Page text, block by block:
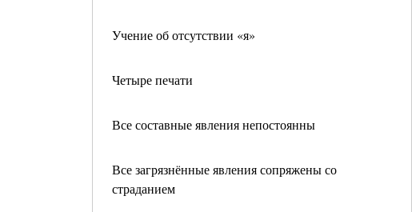
Учение об отсутствии «я»
Четыре печати
Все составные явления непостоянны
Все загрязнённые явления сопряжены со
страданием